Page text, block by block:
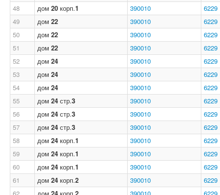
48
дом 20 корп.1 390010
6229
49
дом 22 390010
6229
50
дом 22 390010
6229
51
дом 22 390010
6229
52
дом 24 390010
6229
53
дом 24 390010
6229
54
дом 24 390010
6229
55
дом 24 стр.3 390010
6229
56
дом 24 стр.3 390010
6229
57
дом 24 стр.3 390010
6229
58
дом 24 корп.1 390010
6229
59
дом 24 корп.1 390010
6229
60
дом 24 корп.1 390010
6229
61
дом 24 корп.2 390010
6229